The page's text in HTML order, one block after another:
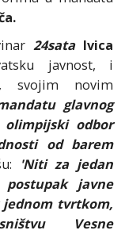
24sata Ivica
javnost, i
svojim novim
glavnog
odbor
od barem
'Niti za jedan
javne
jednom tvrtkom,
Vesne